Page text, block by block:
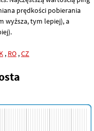
prędkości pobierania
wyższa, tym lepiej), a
, RO ,CZ